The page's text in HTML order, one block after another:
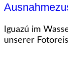
Iguazú im
unserer